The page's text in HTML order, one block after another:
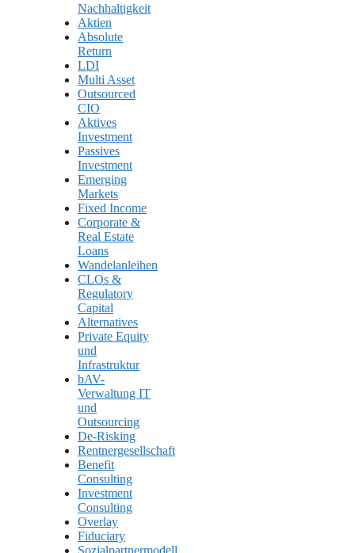
Nachhaltigkeit
Aktien
Absolute
Return
LDI
Multi Asset
Outsourced
CIO
Aktives
Investment
Passives
Investment
Emerging
Markets
Fixed Income
Corporate &
Real Estate
Loans
Wandelanleihen
CLOs &
Regulatory
Capital
Alternatives
Private Equity
und
Infrastruktur
bAV-
Verwaltung IT
und
Outsourcing
De-Risking
Rentnergesellschaft
Benefit
Consulting
Investment
Consulting
Overlay
Fiduciary